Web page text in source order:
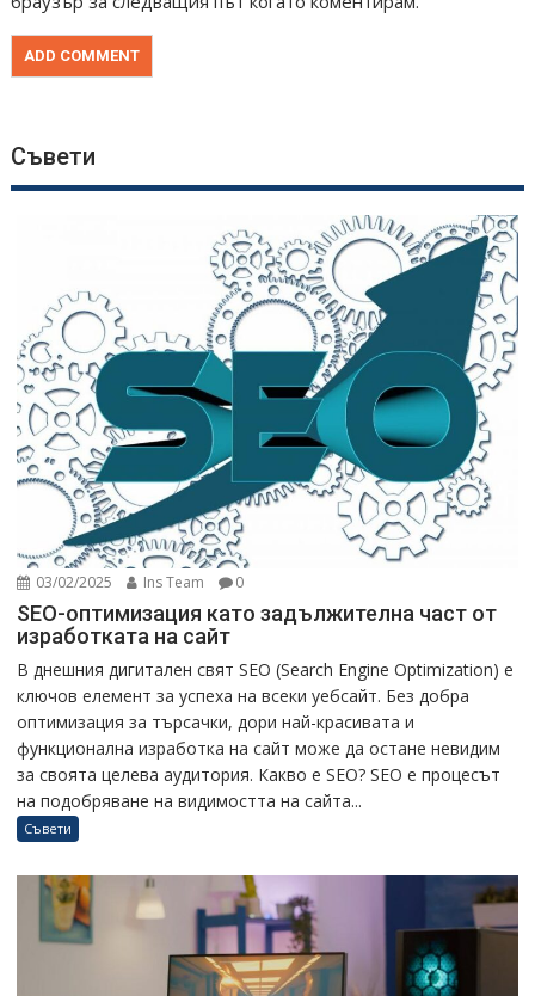
Съвети
03/02/2025 Ins Team 0
SEO-оптимизация като задължителна част от
изработката на сайт
В днешния дигитален свят SEO (Search Engine Optimization) е
ключов елемент за успеха на всеки уебсайт. Без добра
оптимизация за търсачки, дори най-красивата и
функционална изработка на сайт може да остане невидим
за своята целева аудитория. Какво е SEO? SEO е процесът
на подобряване на видимостта на сайта...
Съвети